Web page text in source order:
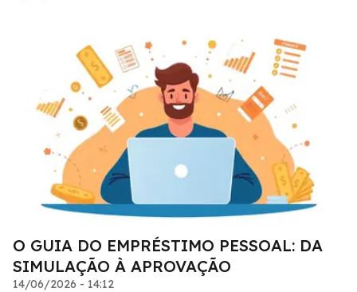
O GUIA DO EMPRÉSTIMO PESSOAL: DA
SIMULAÇÃO À APROVAÇÃO
14/06/2026 - 14:12